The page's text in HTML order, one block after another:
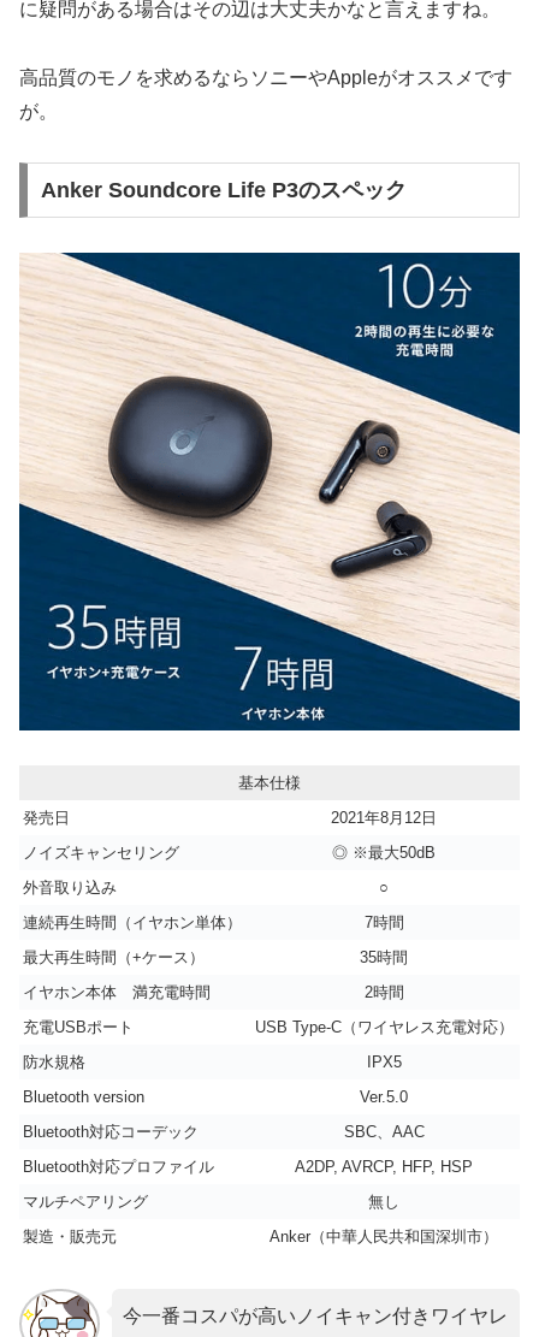
に疑問がある場合はその辺は大丈夫かなと言えますね。
高品質のモノを求めるならソニーやAppleがオススメです
が。
Anker Soundcore Life P3のスペック
基本仕様
発売日
2021年8月12日
ノイズキャンセリング
◎ ※最大50dB
外音取り込み
○
連続再生時間（イヤホン単体）
7時間
最大再生時間（+ケース）
35時間
イヤホン本体 満充電時間
2時間
充電USBポート
USB Type-C（ワイヤレス充電対応）
防水規格
IPX5
Bluetooth version
Ver.5.0
Bluetooth対応コーデック
SBC、AAC
Bluetooth対応プロファイル
A2DP, AVRCP, HFP, HSP
マルチペアリング
無し
製造・販売元
Anker（中華人民共和国深圳市）
今一番コスパが高いノイキャン付きワイヤレ